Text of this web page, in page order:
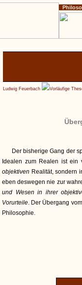
Ludwig Feuerbach Vorläufige
Der bisherige Gang der
Idealen zum Realen ist
objektiven Realität, sondern
eben deswegen nie zur
und Wesen in ihrer
Vorurteile. Der Übergang
Philosophie.